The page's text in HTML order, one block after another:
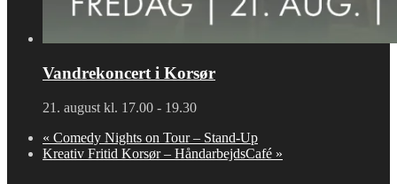
Vandrekoncert i Korsør
21. august kl. 17.00 - 19.30
« Comedy Nights on Tour – Stand-Up
Kreativ Fritid Korsør – HåndarbejdsCafé »